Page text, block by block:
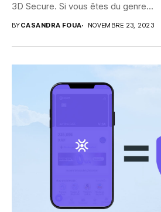
3D Secure. Si vous êtes du genre...
BYCASANDRA FOUA NOVEMBRE 23, 2023